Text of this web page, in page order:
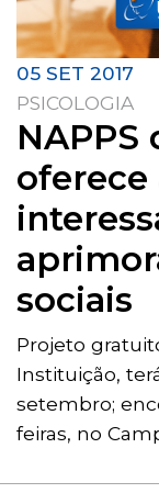
05 SET 2017
PSICOLOGIA
NAPPS
sociais
Projeto
Instituição,
setembro;
feiras, no